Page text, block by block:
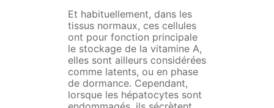
Et habituellement, dans les
tissus normaux, ces cellules
ont pour fonction principale
le stockage de la vitamine A,
elles sont ailleurs considérées
comme latents, ou en phase
de dormance. Cependant,
lorsque les hépatocytes sont